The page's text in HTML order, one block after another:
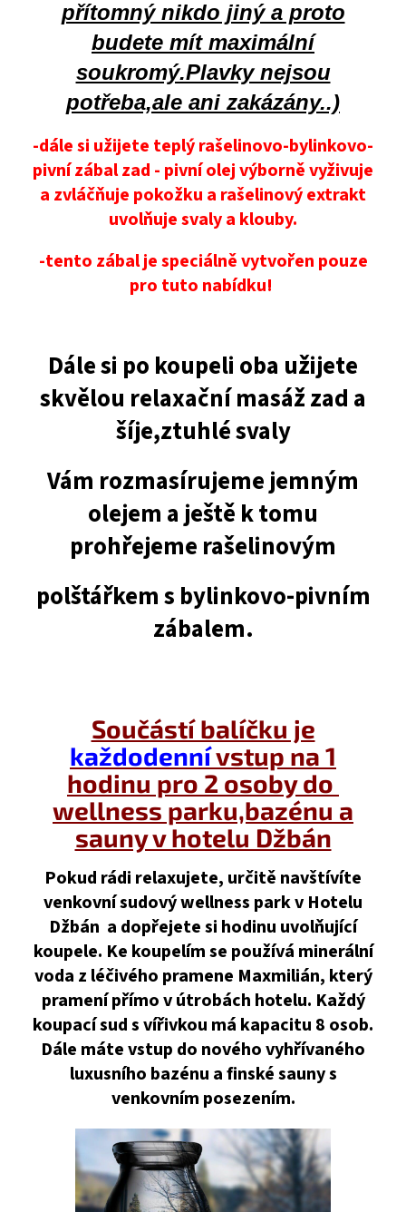
přítomný nikdo jiný a proto
budete mít maximální
soukromý.Plavky nejsou
potřeba,ale ani zakázány..)
-dále si užijete teplý rašelinovo-bylinkovo-
pivní zábal zad - pivní olej výborně vyživuje
a zvláčňuje pokožku a rašelinový extrakt
uvolňuje svaly a klouby.
-tento zábal je speciálně vytvořen pouze
pro tuto nabídku!
Dále si po koupeli oba užijete
skvělou relaxační masáž zad a
šíje,ztuhlé svaly
Vám rozmasírujeme jemným
olejem a ještě k tomu
prohřejeme rašelinovým
polštářkem s bylinkovo-pivním
zábalem.
Součástí balíčku je
každodennívstup na 1
hodinu pro 2 osoby do
wellness parku,bazénu a
sauny v hotelu Džbán
Pokud rádi relaxujete, určitě navštívíte
venkovní sudový wellness park v Hotelu
Džbán a dopřejete si hodinu uvolňující
koupele. Ke koupelím se používá minerální
voda z léčivého pramene Maxmilián, který
pramení přímo v útrobách hotelu. Každý
koupací sud s vířivkou má kapacitu 8 osob.
Dále máte vstup do nového vyhřívaného
luxusního bazénu a finské sauny s
venkovním posezením.